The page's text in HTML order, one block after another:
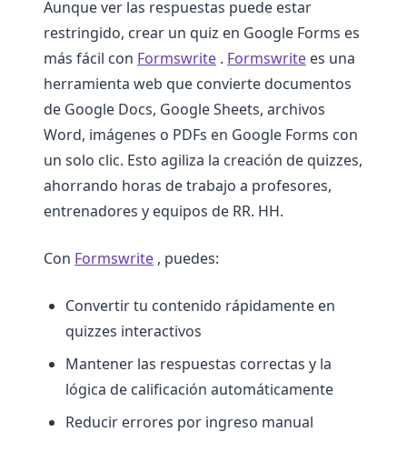
Aunque ver las respuestas puede estar
restringido, crear un quiz en Google Forms es
más fácil con Formswrite . Formswrite es una
herramienta web que convierte documentos
de Google Docs, Google Sheets, archivos
Word, imágenes o PDFs en Google Forms con
un solo clic. Esto agiliza la creación de quizzes,
ahorrando horas de trabajo a profesores,
entrenadores y equipos de RR. HH.
Con Formswrite , puedes:
Convertir tu contenido rápidamente en
quizzes interactivos
Mantener las respuestas correctas y la
lógica de calificación automáticamente
Reducir errores por ingreso manual